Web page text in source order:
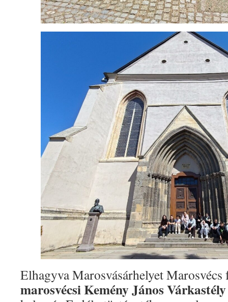
Elhagyva Marosvásárhelyet
marosvécsi Kemény János Várkastély